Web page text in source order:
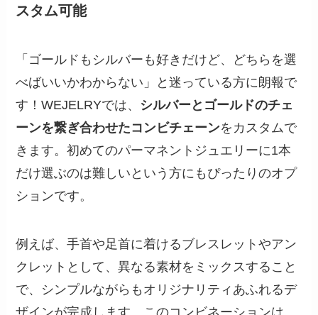
スタム可能
「ゴールドもシルバーも好きだけど、どちらを選
べばいいかわからない」と迷っている方に朗報で
す！WEJELRYでは、 シルバーとゴールドのチェ
ーンを繋ぎ合わせたコンビチェーンをカスタムで
きます。初めてのパーマネントジュエリーに1本
だけ選ぶのは難しいという方にもぴったりのオプ
ションです。
例えば、手首や足首に着けるブレスレットやアン
クレットとして、異なる素材をミックスすること
で、シンプルながらもオリジナリティあふれるデ